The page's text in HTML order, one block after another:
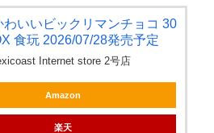
わいいビックリマンチョコ 30
食玩 2026/07/28発売予定
Internet store 2号店
Amazon
楽天